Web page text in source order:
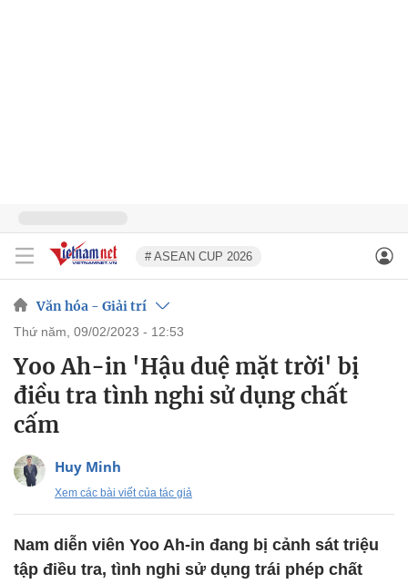
# ASEAN CUP 2026
Văn hóa - Giải trí
thứ năm, 09/02/2023 - 12:53
Yoo Ah-in 'Hậu duệ mặt trời' bị
điều tra tình nghi sử dụng chất
cấm
Huy Minh
Xem các bài viết của tác giả
Nam diễn viên Yoo Ah-in đang bị cảnh sát triệu
tập điều tra, tình nghi sử dụng trái phép chất